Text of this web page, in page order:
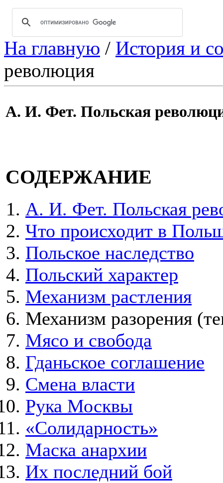
На главную / История и
революция
А. И. Фет. Польская
СОДЕРЖАНИЕ
А. И. Фет. Польская
Что происходит в
Польское наследство
Польский характер
Механизм растления
Механизм разорения
Мясо и свобода
Гданьское соглашение
Смена власти
Рука Москвы
«Солидарность»
Маска анархии
Их последний бой